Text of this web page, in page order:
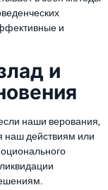
и
и
наши верования,
наш действиям или